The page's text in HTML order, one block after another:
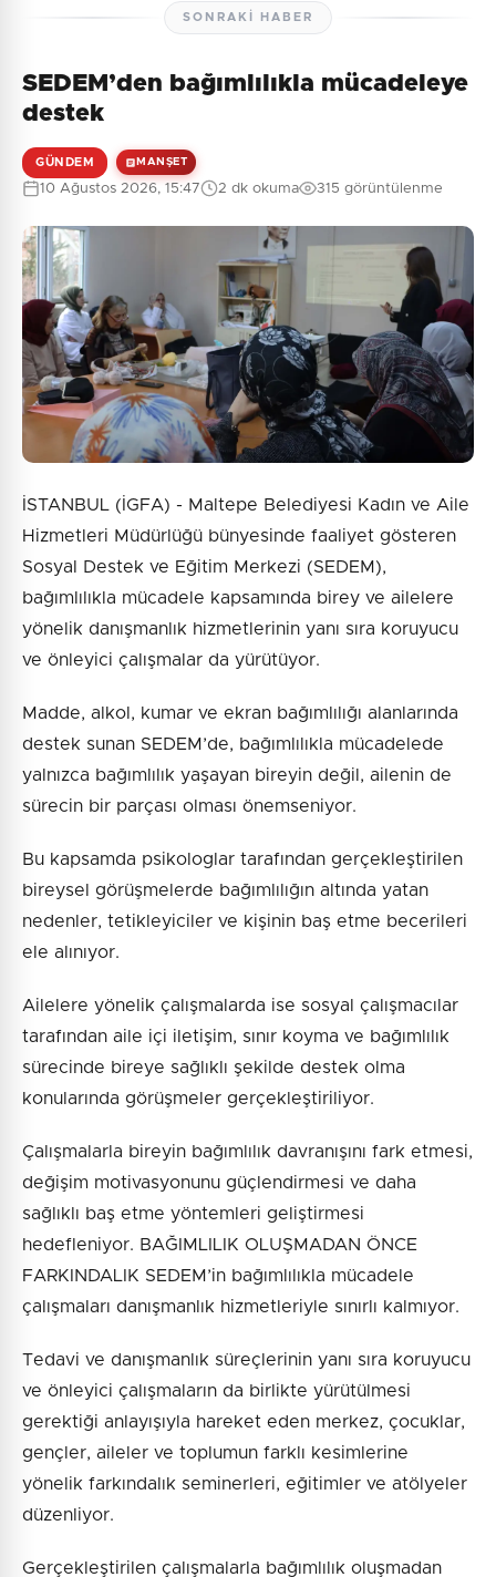
SONRAKI HABER
SEDEM’den bağımlılıkla mücadeleye
destek
GÜNDEM MANŞET
10 Ağustos 2026, 15:47 2 dk okuma 315 görüntülenme
İSTANBUL (İGFA) - Maltepe Belediyesi Kadın ve Aile
Hizmetleri Müdürlüğü bünyesinde faaliyet gösteren
Sosyal Destek ve Eğitim Merkezi (SEDEM),
bağımlılıkla mücadele kapsamında birey ve ailelere
yönelik danışmanlık hizmetlerinin yanı sıra koruyucu
ve önleyici çalışmalar da yürütüyor.
Madde, alkol, kumar ve ekran bağımlılığı alanlarında
destek sunan SEDEM’de, bağımlılıkla mücadelede
yalnızca bağımlılık yaşayan bireyin değil, ailenin de
sürecin bir parçası olması önemseniyor.
Bu kapsamda psikologlar tarafından gerçekleştirilen
bireysel görüşmelerde bağımlılığın altında yatan
nedenler, tetikleyiciler ve kişinin baş etme becerileri
ele alınıyor.
Ailelere yönelik çalışmalarda ise sosyal çalışmacılar
tarafından aile içi iletişim, sınır koyma ve bağımlılık
sürecinde bireye sağlıklı şekilde destek olma
konularında görüşmeler gerçekleştiriliyor.
Çalışmalarla bireyin bağımlılık davranışını fark etmesi,
değişim motivasyonunu güçlendirmesi ve daha
sağlıklı baş etme yöntemleri geliştirmesi
hedefleniyor. BAĞIMLILIK OLUŞMADAN ÖNCE
FARKINDALIK SEDEM’in bağımlılıkla mücadele
çalışmaları danışmanlık hizmetleriyle sınırlı kalmıyor.
Tedavi ve danışmanlık süreçlerinin yanı sıra koruyucu
ve önleyici çalışmaların da birlikte yürütülmesi
gerektiği anlayışıyla hareket eden merkez, çocuklar,
gençler, aileler ve toplumun farklı kesimlerine
yönelik farkındalık seminerleri, eğitimler ve atölyeler
düzenliyor.
Gerçekleştirilen çalışmalarla bağımlılık oluşmadan